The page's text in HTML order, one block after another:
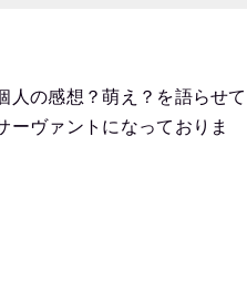
人の感想？萌え？を語らせて
ーヴァントになっておりま